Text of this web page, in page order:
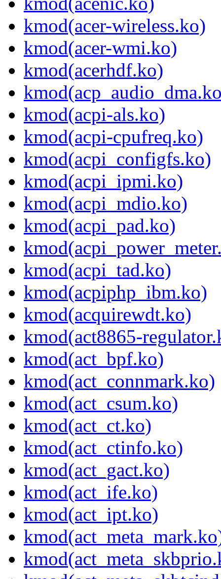
kmod(acer-wireless.ko)
kmod(acer-wmi.ko)
kmod(acerhdf.ko)
kmod(acpi-als.ko)
kmod(acpi-cpufreq.ko)
kmod(acpi_configfs.ko)
kmod(acpi_ipmi.ko)
kmod(acpi_mdio.ko)
kmod(acpi_pad.ko)
kmod(acpi_tad.ko)
kmod(acpiphp_ibm.ko)
kmod(acquirewdt.ko)
kmod(act8865-
kmod(act_bpf.ko)
kmod(act_connmark.ko)
kmod(act_csum.ko)
kmod(act_ct.ko)
kmod(act_ctinfo.ko)
kmod(act_gact.ko)
kmod(act_ife.ko)
kmod(act_ipt.ko)